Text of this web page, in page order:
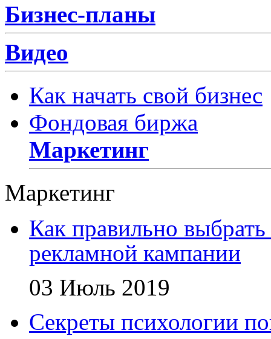
Бизнес-планы
Видео
Как начать свой бизнес
Фондовая биржа
Маркетинг
Маркетинг
Как правильно
рекламной кампании
03 Июль 2019
Секреты психологии